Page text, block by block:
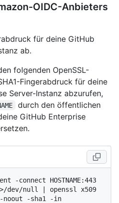
OIDC-Anbieters
für deine GitHub
ab.
folgenden OpenSSL-
Fingerabdruck für deine
Server-Instanz abzurufen,
durch den öffentlichen
GitHub Enterprise
-connect HOSTNAME:443
dev/null | openssl x509
-sha1 -in